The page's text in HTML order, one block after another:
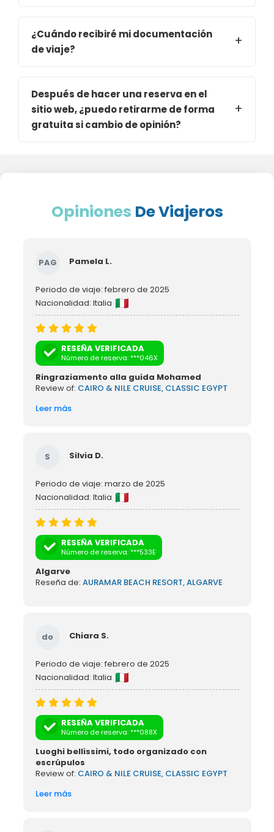
¿Cuándo recibiré mi documentación
de viaje?
Después de hacer una reserva en el
sitio web, ¿puedo retirarme de forma
gratuita si cambio de opinión?
Opiniones De Viajeros
PAG Pamela L.
Periodo de viaje: febrero de 2025
Nacionalidad: Italia
RESEÑA VERIFICADA
Número de reserva: ***046X
Ringraziamento alla guida Mohamed
Review of: CAIRO & NILE CRUISE, CLASSIC EGYPT
Leer más
S Silvia D.
Periodo de viaje: marzo de 2025
Nacionalidad: Italia
RESEÑA VERIFICADA
Número de reserva: ***533E
Algarve
Reseña de: AURAMAR BEACH RESORT, ALGARVE
do Chiara S.
Periodo de viaje: febrero de 2025
Nacionalidad: Italia
RESEÑA VERIFICADA
Número de reserva: ***088X
Luoghi bellissimi, todo organizado con
escrúpulos
Review of: CAIRO & NILE CRUISE, CLASSIC EGYPT
Leer más